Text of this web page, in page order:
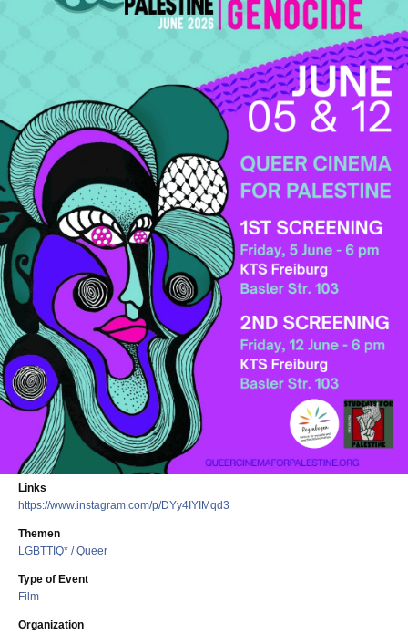
Links
https://www.instagram.com/p/DYy4IYIMqd3
Themen
LGBTTIQ* / Queer
Type of Event
Film
Organization